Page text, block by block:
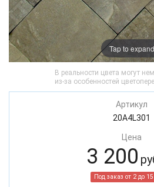
Tap to expand
В реальности цвета могут
из-за особенностей
Артикул
20A4L301
Цена
3 200
Под заказ от 2 до